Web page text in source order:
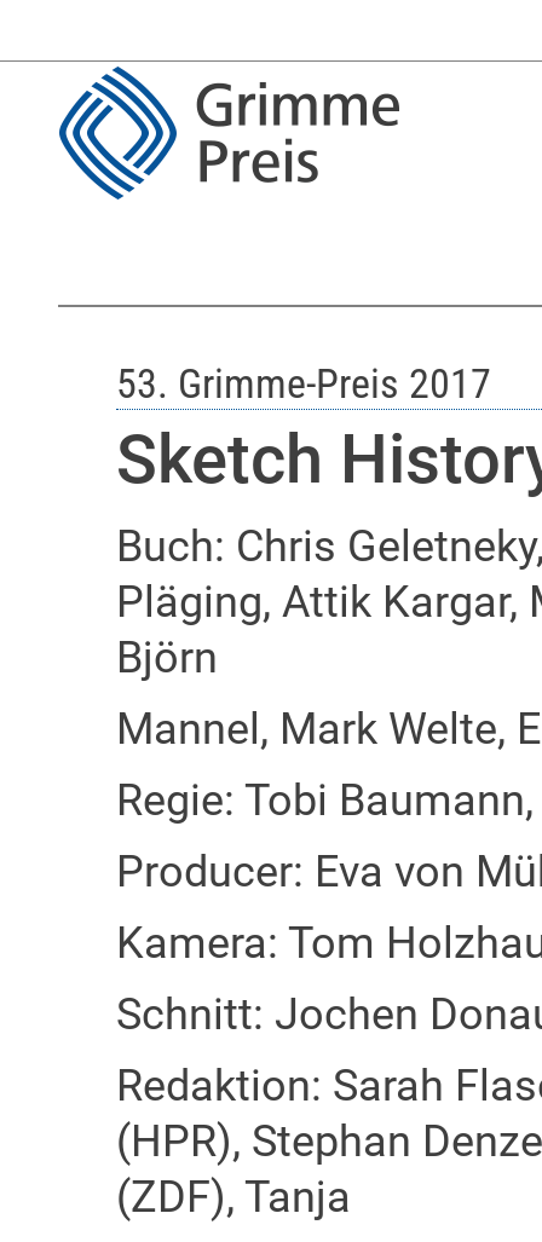
53. Grimme-Preis 2017
Sketch
Buch: Chris
Pläging, Attik Kargar,
Björn
Mannel, Mark Welte,
Regie: Tobi
Producer: Eva von
Kamera: Tom
Schnitt: Jochen
Redaktion: Sarah
(HPR), Stephan
(ZDF), Tanja